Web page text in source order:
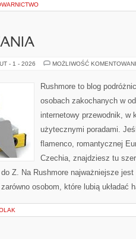
- 1 - 2026 MOŻLIWOŚĆ
Rushmore to blog
osobach zakochanych w
internetowy przewodnik, w
użytecznymi poradami.
flamenco, romantycznej
Czechia, znajdziesz tu
Z. Na Rushmore najważniejsze
osobom, które lubią